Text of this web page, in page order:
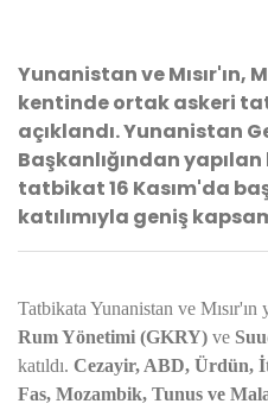
Yunanistan ve Mısır'ın,
kentinde ortak askeri
açıklandı. Yunanistan
Başkanlığından
tatbikat 16 Kasım'da
katılımıyla geniş
Tatbikata Yunanistan ve Mısır'ın
Rum Yönetimi (GKRY) ve
katıldı. Cezayir, ABD, Ürdün,
Fas, Mozambik, Tunus ve